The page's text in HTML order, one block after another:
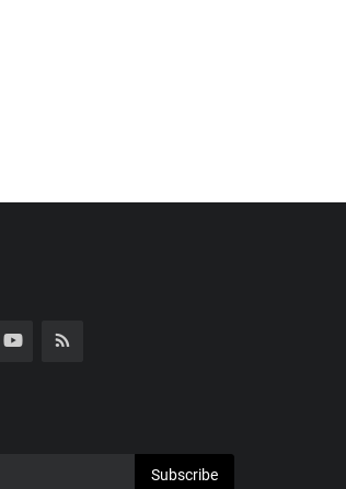
Subscribe